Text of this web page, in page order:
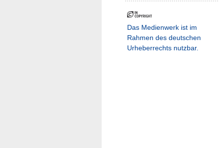
Das Medienwerk ist im
Rahmen des deutschen
Urheberrechts nutzbar.